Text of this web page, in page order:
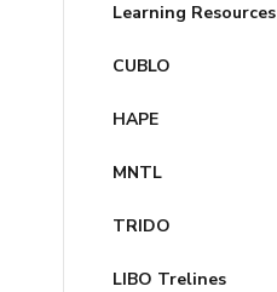
Learning Resources
CUBLO
HAPE
MNTL
TRIDO
LIBO Trelines